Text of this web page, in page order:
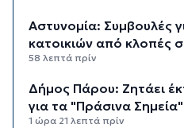
Αστυνομία: Συμβουλές
κατοικιών από κλοπές
58 λεπτά πρίν
Δήμος Πάρου: Ζητάει
για τα "Πράσινα Σημεία"
1 ώρα 21 λεπτά πρίν